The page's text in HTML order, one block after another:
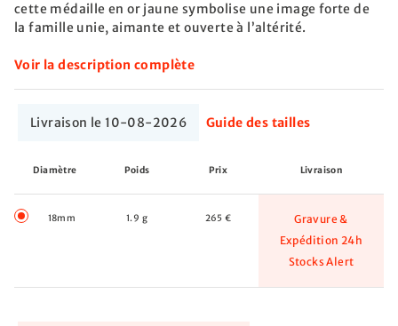
cette médaille en or jaune symbolise une image forte de
la famille unie, aimante et ouverte à l’altérité.
Voir la description complète
Livraison le 10-08-2026 Guide des tailles
Diamètre Poids Prix Livraison
18mm 1.9 g 265 €
Gravure &
Expédition 24h
Stocks Alert